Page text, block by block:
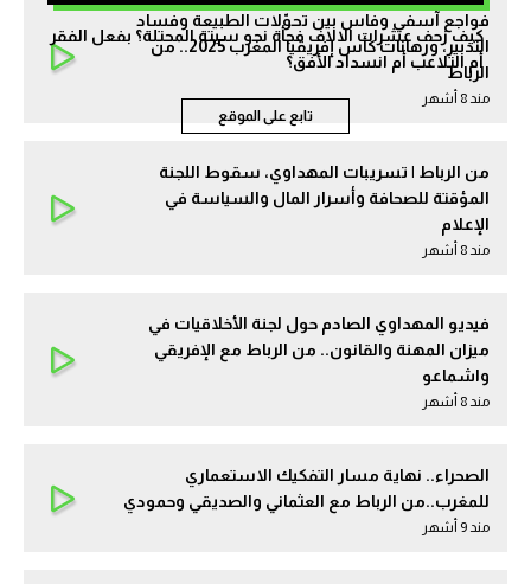
كيف زحف عشرات الالاف فجأة نحو سبتة المحتلة؟ بفعل الفقر
أم التلاعب أم انسداد الأفق؟
تابع على الموقع
فواجع آسفي وفاس بين تحوّلات الطبيعة وفساد
التدبير، ورهانات كأس إفريقيا المغرب 2025.. من
الرباط
مند 8 أشهر
من الرباط | تسريبات المهداوي، سقوط اللجنة
المؤقتة للصحافة وأسرار المال والسياسة في
الإعلام
مند 8 أشهر
فيديو المهداوي الصادم حول لجنة الأخلاقيات في
ميزان المهنة والقانون.. من الرباط مع الإفريقي
واشماعو
مند 8 أشهر
الصحراء.. نهاية مسار التفكيك الاستعماري
للمغرب..من الرباط مع العثماني والصديقي وحمودي
مند 9 أشهر